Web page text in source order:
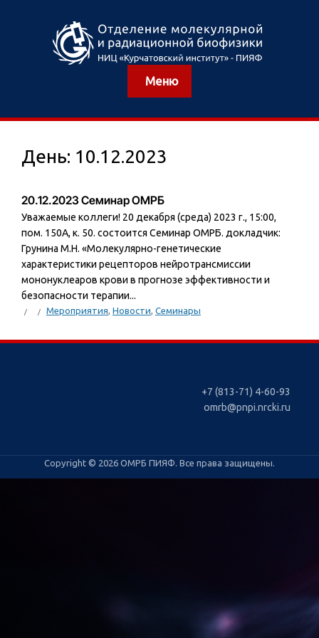
Меню
День: 10.12.2023
20.12.2023 Семинар ОМРБ
Уважаемые коллеги! 20 декабря (среда) 2023 г., 15:00,
пом. 150А, к. 50. состоится Семинар ОМРБ. докладчик:
Грунина М.Н. «Молекулярно-генетические
характеристики рецепторов нейротрансмиссии
мононуклеаров крови в прогнозе эффективности и
безопасности терапии...
Мероприятия, Новости, Семинары
+7 (813-71) 4-60-93
omrb@pnpi.nrcki.ru
Copyright © 2026 ОМРБ ПИЯФ. Все права защищены.